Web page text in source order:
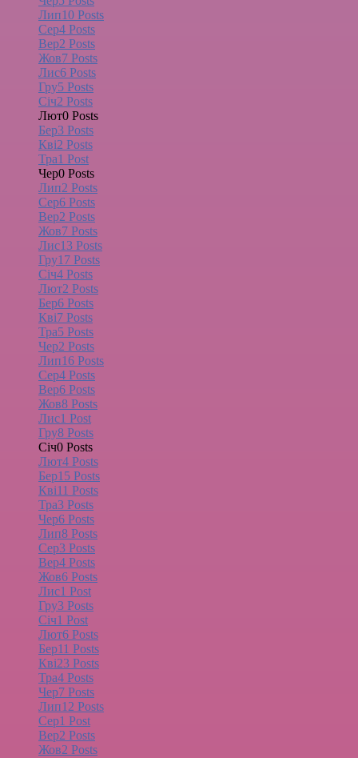
Лип10 Posts
Сер4 Posts
Вер2 Posts
Жов7 Posts
Лис6 Posts
Гру5 Posts
Січ2 Posts
Лют0 Posts
Бер3 Posts
Кві2 Posts
Тра1 Post
Чер0 Posts
Лип2 Posts
Сер6 Posts
Вер2 Posts
Жов7 Posts
Лис13 Posts
Гру17 Posts
Січ4 Posts
Лют2 Posts
Бер6 Posts
Кві7 Posts
Тра5 Posts
Чер2 Posts
Лип16 Posts
Сер4 Posts
Вер6 Posts
Жов8 Posts
Лис1 Post
Гру8 Posts
Січ0 Posts
Лют4 Posts
Бер15 Posts
Кві11 Posts
Тра3 Posts
Чер6 Posts
Лип8 Posts
Сер3 Posts
Вер4 Posts
Жов6 Posts
Лис1 Post
Гру3 Posts
Січ1 Post
Лют6 Posts
Бер11 Posts
Кві23 Posts
Тра4 Posts
Чер7 Posts
Лип12 Posts
Сер1 Post
Вер2 Posts
Жов2 Posts